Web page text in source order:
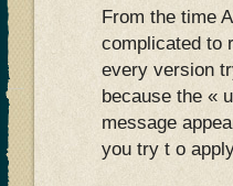
From the time
complicated to
every version
because the «
message
you try t o